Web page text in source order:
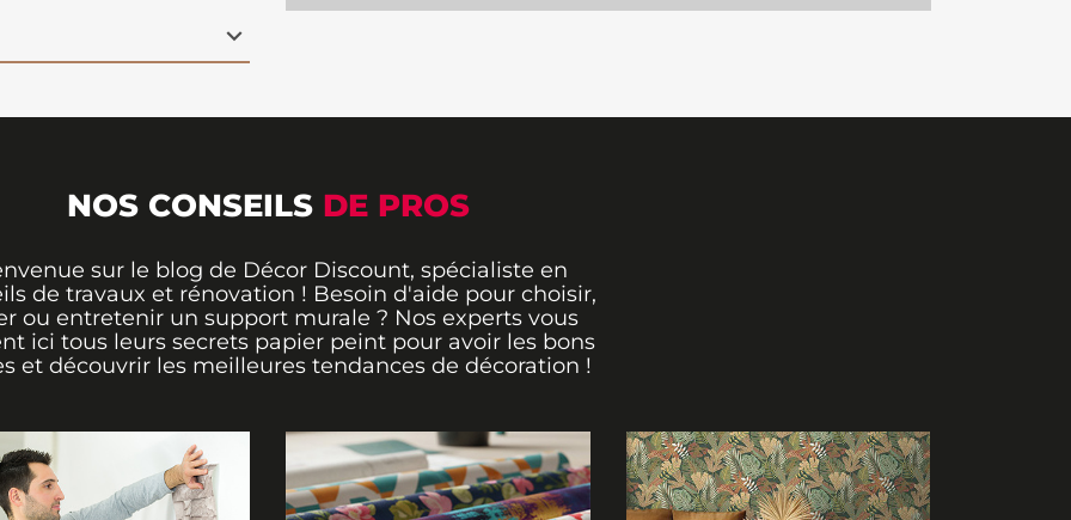
à vos murs.
NOS CONSEILS DE PROS
sur le blog de Décor Discount, spécialiste en
de travaux et rénovation ! Besoin d'aide pour choisir,
ou entretenir un support murale ? Nos experts vous
ici tous leurs secrets papier peint pour avoir les bons
et découvrir les meilleures tendances de décoration !